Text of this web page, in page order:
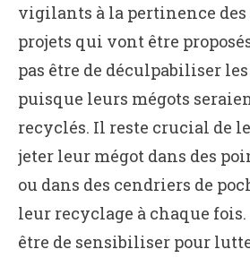
vigilants à la pertinence
projets qui vont être
pas être de déculpabiliser
puisque leurs mégots
recyclés. Il reste crucial de
jeter leur mégot dans des
ou dans des cendriers de
leur recyclage à chaque
être de sensibiliser pour